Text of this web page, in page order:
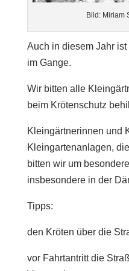
Bild: Miriam
Auch in diesem Jahr ist
im Gange.
Wir bitten alle
beim Krötenschutz
Kleingärtnerinnen und
Kleingartenanlagen,
bitten wir um
insbesondere in der
Tipps:
den Kröten über die
vor Fahrtantritt die